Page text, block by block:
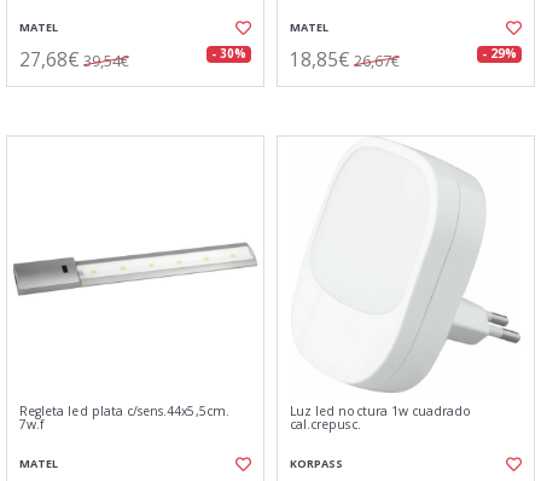
MATEL
27,68€ 39,54€ - 30%
MATEL
18,85€ 26,67€ - 29%
Regleta led plata c/sens.44x5,5cm.
7w.f
MATEL
Luz led noctura 1w cuadrado
cal.crepusc.
KORPASS